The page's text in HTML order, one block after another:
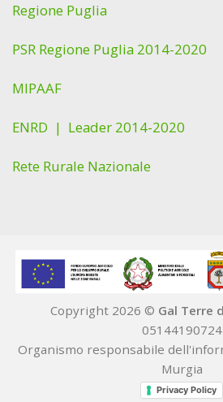
Regione Puglia
PSR Regione Puglia 2014-2020
MIPAAF
ENRD | Leader 2014-2020
Rete Rurale Nazionale
Copyright 2026 © Gal Terre
05144190724
Organismo responsabile
Murgia
Privacy Policy